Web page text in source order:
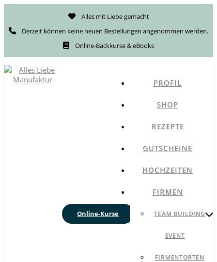
Alles mit Liebe gemacht
Derzeit können keine neuen Bestellungen angenommen werden.
Online-Backkurse & eBooks
Online-Kurse
PROFIL
SHOP
REZEPTE
GUTSCHEINE
HOCHZEITEN
FIRMEN
TEAM BUILDING
EVENT
FIRMENTORTEN